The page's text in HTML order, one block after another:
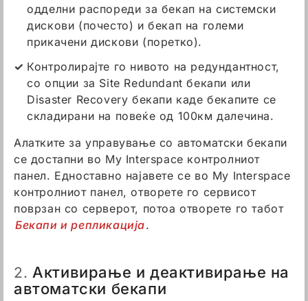
одделни распореди за бекап на системски
дискови (почесто) и бекап на големи
прикачени дискови (поретко).
Контролирајте го нивото на редундантност,
со опции за Site Redundant бекапи или
Disaster Recovery бекапи каде бекапите се
складирани на повеќе од 100км далечина.
Алатките за управување со автоматски бекапи
се достапни во My Interspace контролниот
панел. Едноставно најавете се во My Interspace
контролниот панел, отворете го сервисот
поврзан со серверот, потоа отворете го табот
Бекапи и репликација.
2. Активирање и деактивирање на
автоматски бекапи